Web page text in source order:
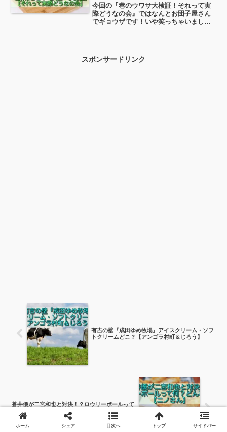
今回の『巷のウワサ大検証！それって実
際どうなの会』ではなんとお団子屋さん
でギョウザです！いや笑っちゃいました
スポンサードリンク
有吉の壁『成田ゆめ牧場』アイスクリーム・ソフ
トクリームどこ？【アンゴラ村町＆じろう】
蒼井優が二宮和也と対決！？ロウリーボールって
何？どんな競技？【ニノさん】
ホーム シェア 目次へ トップ サイドバー